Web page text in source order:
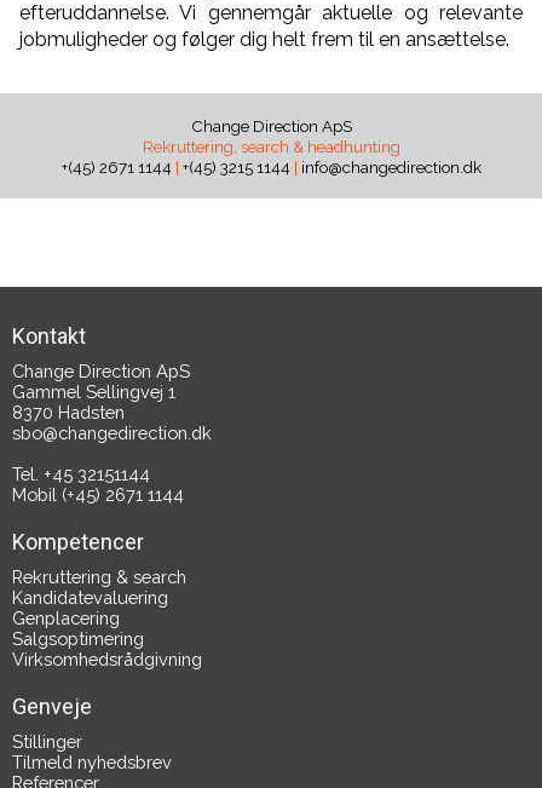
efteruddannelse. Vi gennemgår aktuelle og relevante
jobmuligheder og følger dig helt frem til en ansættelse.
Change Direction ApS
Rekruttering, search & headhunting
+(45) 2671 1144 | +(45) 3215 1144 | info@changedirection.dk
Kontakt
Change Direction ApS
Gammel Sellingvej 1
8370 Hadsten
sbo@changedirection.dk
Tel. +45 32151144
Mobil (+45) 2671 1144
Kompetencer
Rekruttering & search
Kandidatevaluering
Genplacering
Salgsoptimering
Virksomhedsrådgivning
Genveje
Stillinger
Tilmeld nyhedsbrev
Referencer